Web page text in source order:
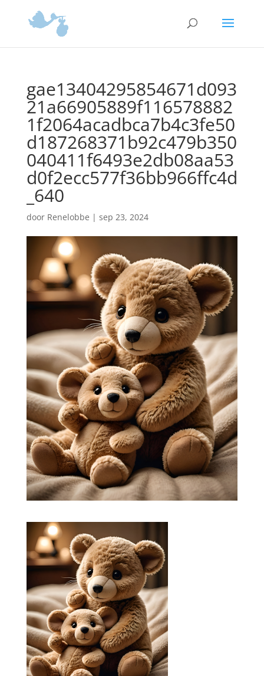
gae13404295854671d093
21a66905889f116578882
1f2064acadbca7b4c3fe50
d187268371b92c479b350
040411f6493e2db08aa53
d0f2ecc577f36bb966ffc4d
_640
door Renelobbe | sep 23, 2024